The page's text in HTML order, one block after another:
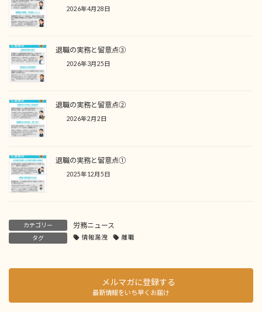
2026年4月28日
退職の実務と留意点③
2026年3月25日
退職の実務と留意点②
2026年2月2日
退職の実務と留意点①
2025年12月5日
カテゴリー 労務ニュース
タグ 情報漏洩 離職
メルマガに登録する
最新情報をいち早くお届け